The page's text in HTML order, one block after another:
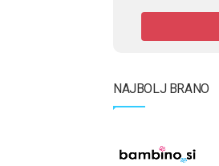
NAJBOLJ BRANO